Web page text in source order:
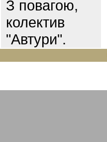
З повагою,
колектив
"Автури".